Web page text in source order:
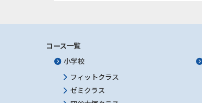
コース一覧
小学校
フィットクラス
ゼミクラス